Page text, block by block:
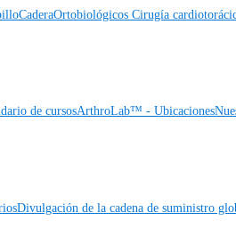
CaderaOrtobiológicos Cirugía
de cursosArthroLab™ - Ubicaciones
Divulgación de la cadena de suministro